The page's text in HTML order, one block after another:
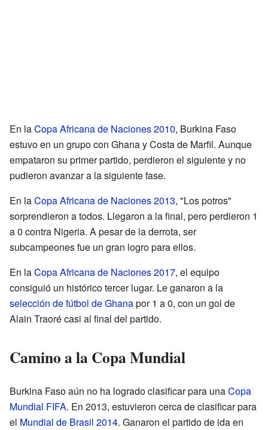
En laCopa Africana de Naciones 2010, Burkina Faso
estuvo en un grupo con Ghana y Costa de Marfil. Aunque
empataron su primer partido, perdieron el siguiente y no
pudieron avanzar a la siguiente fase.
En laCopa Africana de Naciones 2013, "Los potros"
sorprendieron a todos. Llegaron a la final, pero perdieron 1
a 0 contra Nigeria. A pesar de la derrota, ser
subcampeones fue un gran logro para ellos.
En laCopa Africana de Naciones 2017, el equipo
consiguió un histórico tercer lugar. Le ganaron a la
selección de fútbol de Ghanapor 1 a 0, con un gol de
Alain Traoré casi al final del partido.
Camino a la Copa Mundial
Burkina Faso aún no ha logrado clasificar para unaCopa
Mundial FIFA. En 2013, estuvieron cerca de clasificar para
el Mundial de Brasil 2014. Ganaron el partido de ida en